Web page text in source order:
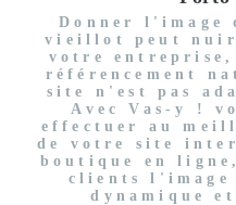
Donner
vieillot peut
votre
référencement
site n'est pas
Avec Vas-y !
effectuer au
de votre site
boutique en
clients l'image
dynamique